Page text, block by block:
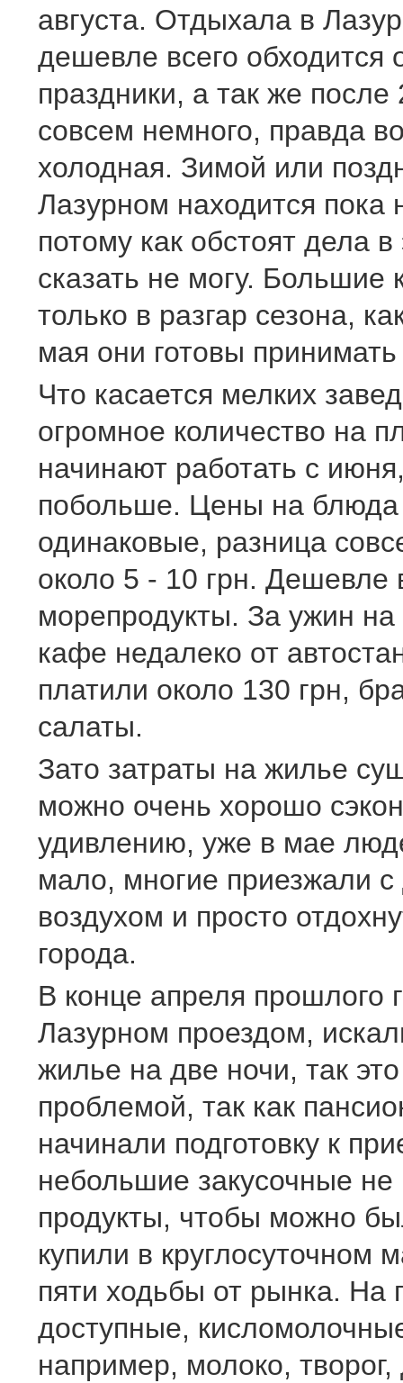
августа. Отдыхала в
дешевле всего обходится
праздники, а так же
совсем немного, правда
холодная. Зимой или
Лазурном находится пока
потому как обстоят дела в
сказать не могу. Большие
только в разгар сезона,
мая они готовы
Что касается мелких
огромное количество на
начинают работать с
побольше. Цены на блюда
одинаковые, разница
около 5 - 10 грн. Дешевле
морепродукты. За ужин
кафе недалеко от
платили около 130 грн,
салаты.
Зато затраты на жилье
можно очень хорошо
удивлению, уже в мае
мало, многие приезжали
воздухом и просто
города.
В конце апреля прошлого
Лазурном проездом,
жилье на две ночи, так
проблемой, так как
начинали подготовку к
небольшие закусочные
продукты, чтобы можно
купили в круглосуточном
пяти ходьбы от рынка. На
доступные,
например, молоко,